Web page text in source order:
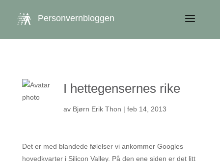
Personvernbloggen
I hettegensernes rike
av Bjørn Erik Thon | feb 14, 2013
Det er med blandede følelser vi ankommer Googles
hovedkvarter i Silicon Valley. På den ene siden er det litt